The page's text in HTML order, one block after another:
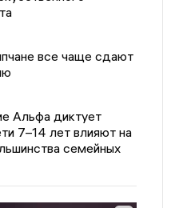
все чаще сдают
Альфа диктует
7–14 лет влияют на
семейных